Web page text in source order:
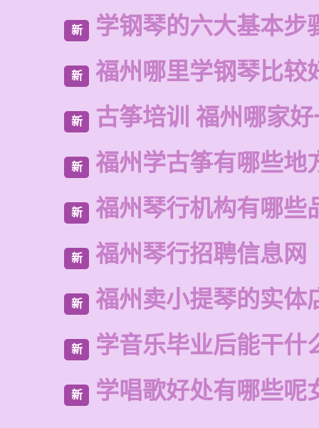
新 学钢琴的六大基本步
新 福州哪里学钢琴比较
新 古筝培训 福州哪家
新 福州学古筝有哪些地
新 福州琴行机构有哪些
新 福州琴行招聘信息网
新 福州卖小提琴的实体
新 学音乐毕业后能干什
新 学唱歌好处有哪些呢